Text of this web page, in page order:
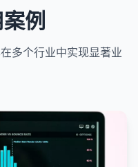
例
多个行业中实现显著业